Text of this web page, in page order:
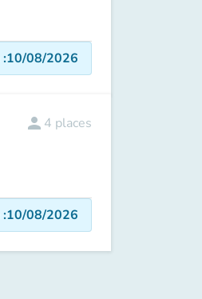
:10/08/2026
person 4 places
:10/08/2026